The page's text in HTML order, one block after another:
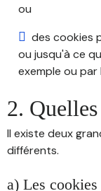
ou
des cookies
ou jusqu'à ce
exemple ou
2.
Il existe deux
différents.
a) Les